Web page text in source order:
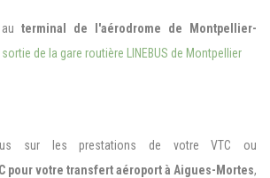
terminal de l'aérodrome de Montpellier-
sortie de la gare routière LINEBUS de Montpellier
sur les prestations de votre VTC ou
pour votre transfert aéroport à Aigues-Mortes,